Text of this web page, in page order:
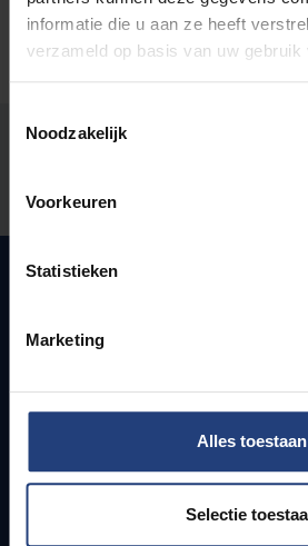
informatie die u aan ze heeft
verzameld op basis van uw gebruik
Noodzakelijk
Voorkeuren
Statistieken
Marketing
Alles toestaan
Selectie
Stond er een fout op deze
Jobs
Onderzoeksgroepen
Campusfaciliteiten